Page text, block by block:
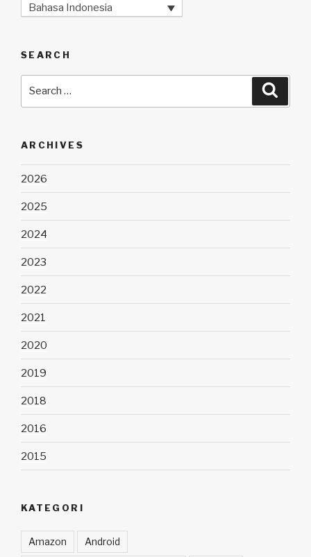
Bahasa Indonesia
SEARCH
ARCHIVES
2026
2025
2024
2023
2022
2021
2020
2019
2018
2016
2015
KATEGORI
Amazon Android